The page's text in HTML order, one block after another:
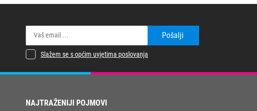
Pošalji
Slažem se s općim uvjetima poslovanja
NAJTRAŽENIJI POJMOVI